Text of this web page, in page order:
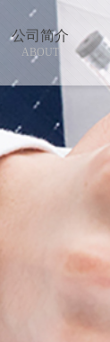
公司简介
ABOUT